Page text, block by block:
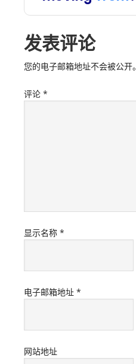
发表评论
您的电子邮箱地址不会被公开。
评论 *
显示名称 *
电子邮箱地址 *
网站地址